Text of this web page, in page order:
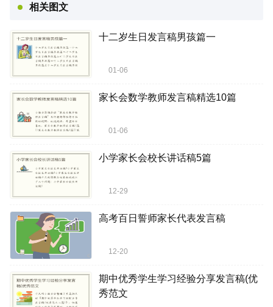
相关图文
十二岁生日发言稿男孩篇一
01-06
家长会数学教师发言稿精选10篇
01-06
小学家长会校长讲话稿5篇
12-29
高考百日誓师家长代表发言稿
12-20
期中优秀学生学习经验分享发言稿(优
秀范文